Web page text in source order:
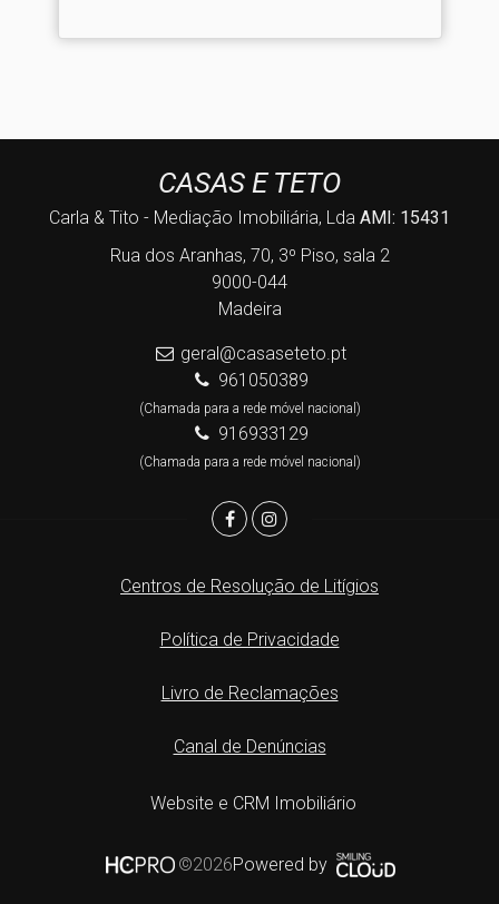
CASAS E TETO
Carla & Tito - Mediação Imobiliária, Lda AMI: 15431
Rua dos Aranhas, 70, 3º Piso, sala 2
9000-044
Madeira
geral@casaseteto.pt
961050389
(Chamada para a rede móvel nacional)
916933129
(Chamada para a rede móvel nacional)
Centros de Resolução de Litígios
Política de Privacidade
Livro de Reclamações
Canal de Denúncias
Website e CRM Imobiliário
©2026Powered by